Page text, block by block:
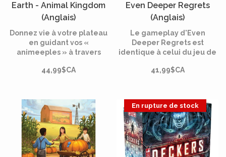
Earth - Animal Kingdom
(Anglais)
Donnez vie à votre plateau
en guidant vos «
animeeples » à travers
puissantes capacités
44,99$CA
Even Deeper Regrets
(Anglais)
Le gameplay d'Even
Deeper Regrets est
identique à celui du jeu de
majeure près : vous pouvez
journée dans les terres, en
plus de la mer et du port !
41,99$CA
En rupture de stock